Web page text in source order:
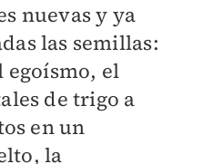
nuevas y ya
las semillas:
egoísmo, el
de trigo a
en un
la